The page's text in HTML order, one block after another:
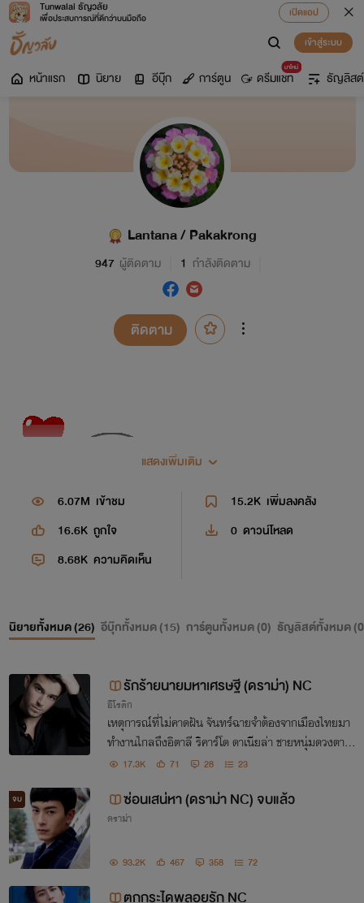
Tunwalai ธัญวลัย
เพื่อประสบการณ์ที่ดีกว่าบนมือถือ
เปิดแอป
เข้าสู่ระบบ
หน้าแรก นิยาย อีบุ๊ก การ์ตูน
มาใหม่
ดรีมแชท ธัญลิสต์
Lantana / Pakakrong
947 ผู้ติดตาม 1 กำลังติดตาม
ติดตาม
เฟสบุ๊คเเฟนเพจ : Lantana/Pakakrong
แสดงเพิ่มเติม
6.07M เข้าชม 15.2K เพิ่มลงคลัง
16.6K ถูกใจ 0 ดาวน์โหลด
8.68K ความคิดเห็น
นิยายทั้งหมด (26) อีบุ๊กทั้งหมด (15) การ์ตูนทั้งหมด (0) ธัญลิสต์ทั้งหมด (0
รักร้ายนายมหาเศรษฐี (ดราม่า) NC
อีโรติก
เหตุการณ์ที่ไม่คาดฝัน จันทร์ฉายจำต้องจากเมืองไทยมา
ทำงานไกลถึงอิตาลี ริคาร์โด ดาเนียล่า ชายหนุ่มดวงตาค
มสีสนิม เขาผู้รอเธออยู่ที่อิตาลี ผู้ชายคนนี้จะเข้ามาเปลี่ย
17.3K 71 28 23
จบ ซ่อนเสน่หา (ดราม่า NC) จบแล้ว
ดราม่า
93.2K 467 358 72
ตกกระไดพลอยรัก NC